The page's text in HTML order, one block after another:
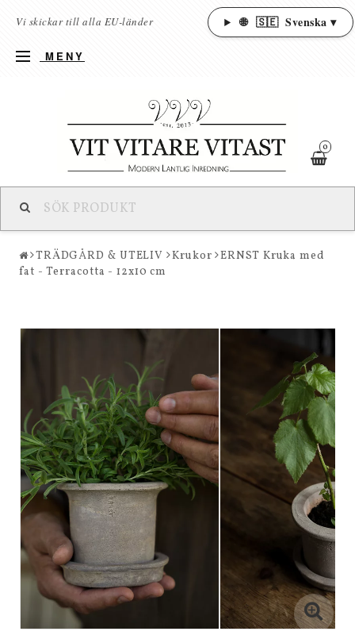
Vi skickar till alla EU-länder 🌐 🇸🇪 Svenska ▾
MENY
0
TRÄDGÅRD & UTELIV Krukor ERNST Kruka med
fat - Terracotta - 12x10 cm